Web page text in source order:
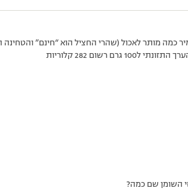
מותר לאכול (שהרי החציל הוא “חינם” והטחינה
השומן שם כמה?